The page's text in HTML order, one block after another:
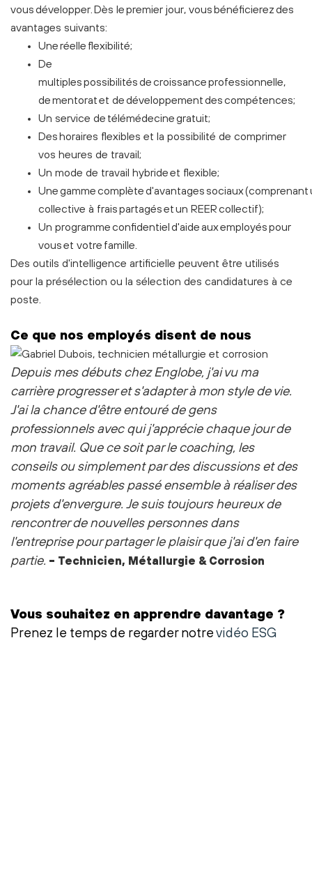
vous développer. Dès le premier jour, vous bénéficierez des
avantages suivants:
Une réelle flexibilité;
De
multiples possibilités de croissance professionnelle,
de mentorat et de développement des compétences;
Un service de télémédecine gratuit;
Des horaires flexibles et la possibilité de comprimer
vos heures de travail;
Un mode de travail hybride et flexible;
Une gamme complète d'avantages sociaux (comprenant
collective à frais partagés et un REER collectif);
Un programme confidentiel d'aide aux employés pour
vous et votre famille.
Des outils d'intelligence artificielle peuvent être utilisés
pour la présélection ou la sélection des candidatures à ce
poste.
Ce que nos employés disent de nous
Depuis mes débuts chez Englobe, j'ai vu ma
carrière progresser et s'adapter à mon style de vie.
J'ai la chance d'être entouré de gens
professionnels avec qui j'apprécie chaque jour de
mon travail. Que ce soit par le coaching, les
conseils ou simplement par des discussions et des
moments agréables passé ensemble à réaliser des
projets d'envergure. Je suis toujours heureux de
rencontrer de nouvelles personnes dans
l'entreprise pour partager le plaisir que j'ai d'en faire
partie. - Technicien, Métallurgie & Corrosion
Vous souhaitez en apprendre davantage ?
Prenez le temps de regarder notrevidéo ESG